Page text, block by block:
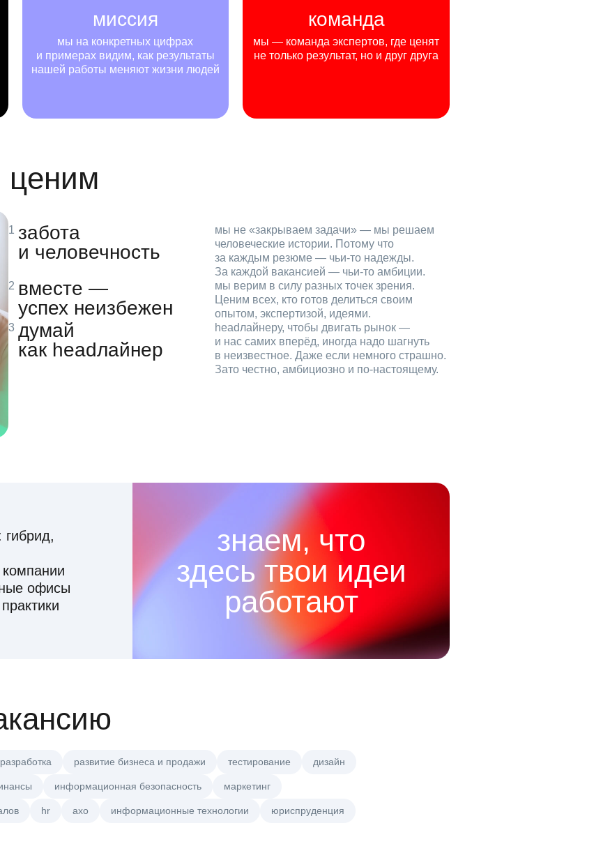
миссия
мы на конкретных цифрах
и примерах видим, как результаты
нашей работы меняют жизни людей
команда
мы — команда экспертов, где ценят
не только результат, но и друг друга
ценим
забота
и человечность
мы не «закрываем задачи» — мы решаем
человеческие истории. Потому что
за каждым резюме — чьи‑то надежды.
За каждой вакансией — чьи‑то амбиции.
вместе —
успех неизбежен
мы верим в силу разных точек зрения.
Ценим всех, кто готов делиться своим
опытом, экспертизой, идеями.
думай
как headлайнер
headлайнеру, чтобы двигать рынок —
и нас самих вперёд, иногда надо шагнуть
в неизвестное. Даже если немного страшно.
Зато честно, амбициозно и по‑настоящему.
компании
офисы
знаем, что
здесь твои идеи
работают
разработка развитие бизнеса и продажи тестирование дизайн
информационная безопасность маркетинг
hr axo информационные технологии юриспруденция